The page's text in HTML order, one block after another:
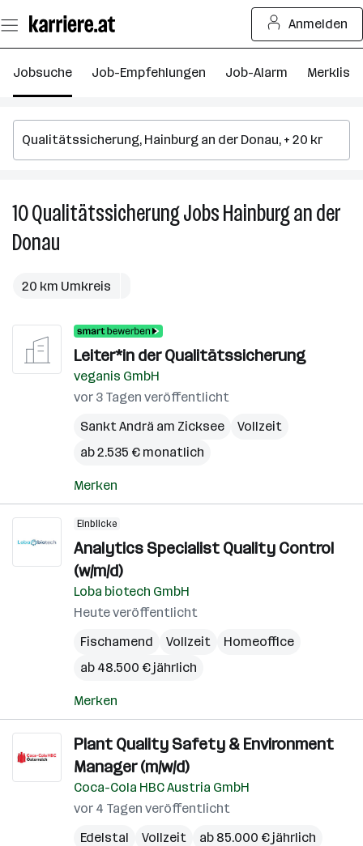
Seiteninhalt
springen
Anmelden
Jobsuche Job-Empfehlungen Job-Alarm Merkliste
10QualitätssicherungJobsHainburg an der
Donau
20 km Umkreis
Leiter*in der Qualitätssicherung
veganis GmbH
vor 3 Tagen veröffentlicht
Sankt Andrä am Zicksee
Vollzeit
ab 2.535 € monatlich
Merken
Einblicke
Analytics Specialist Quality Control
(w/m/d)
Loba biotech GmbH
Heute veröffentlicht
Fischamend
Vollzeit
Homeoffice
ab 48.500 € jährlich
Merken
Plant Quality Safety & Environment
Manager (m/w/d)
Coca-Cola HBC Austria GmbH
vor 4 Tagen veröffentlicht
Edelstal
Vollzeit ab 85.000 € jährlich